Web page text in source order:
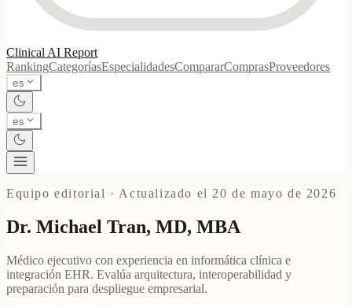
Clinical AI Report
RankingCategoríasEspecialidadesCompararComprasProveedores
es
es
Equipo editorial · Actualizado el 20 de mayo de 2026
Dr. Michael Tran, MD, MBA
Médico ejecutivo con experiencia en informática clínica e
integración EHR. Evalúa arquitectura, interoperabilidad y
preparación para despliegue empresarial.